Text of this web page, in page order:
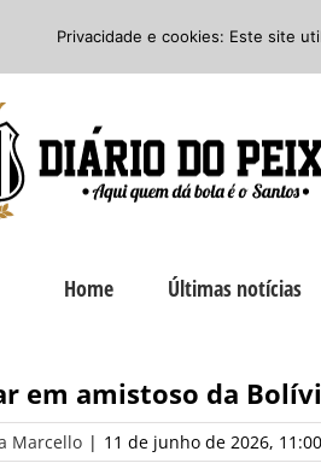
Facebook
Instagram
Home Últimas notícias
em amistoso da
Marcello | 11 de junho de 2026, 11:00
Privacidade e cookies: Este site